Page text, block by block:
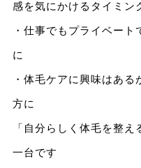
感を気にかけるタイミン
・仕事でもプライベー
に
・体毛ケアに興味はあ
方に
「自分らしく体毛を整
一台です